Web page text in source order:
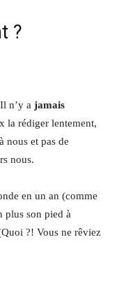
?
n’y a jamais
la rédiger lentement,
nous et pas de
nous.
en un an (comme
plus son pied à
?! Vous ne rêviez